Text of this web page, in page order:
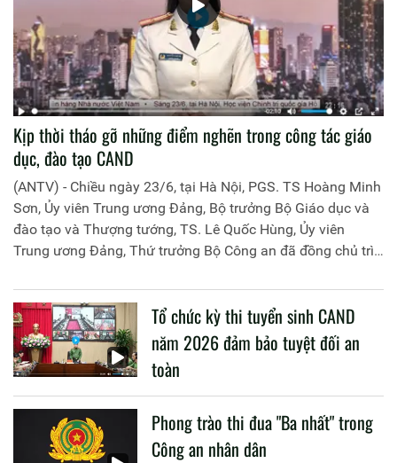
Kịp thời tháo gỡ những điểm nghẽn trong công tác giáo
dục, đào tạo CAND
(ANTV) - Chiều ngày 23/6, tại Hà Nội, PGS. TS Hoàng Minh
Sơn, Ủy viên Trung ương Đảng, Bộ trưởng Bộ Giáo dục và
đào tạo và Thượng tướng, TS. Lê Quốc Hùng, Ủy viên
Trung ương Đảng, Thứ trưởng Bộ Công an đã đồng chủ trì
liên quan đến công tác giáo dục và đào tạo của lực lượng
CAND.
Tổ chức kỳ thi tuyển sinh CAND
năm 2026 đảm bảo tuyệt đối an
toàn
Phong trào thi đua "Ba nhất" trong
Công an nhân dân